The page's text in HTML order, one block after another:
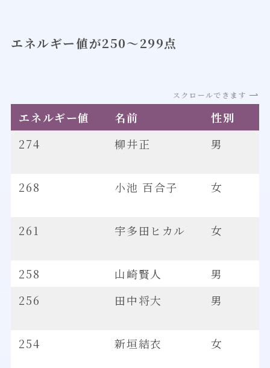
エネルギー値が250～299点
スクロールできます
エネルギー値 名前
性別
274
柳井正 男
268 小池 百合子 女
261 宇多田ヒカル 女
258 山崎賢人
男
256
田中将大 男
254 新垣結衣 女